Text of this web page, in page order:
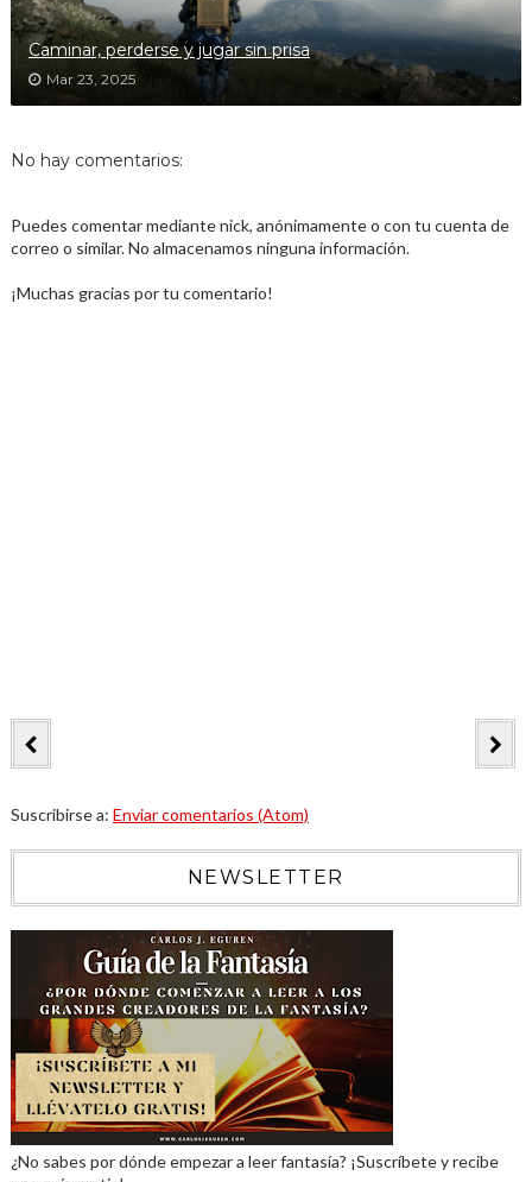
Caminar, perderse y jugar sin prisa
Mar 23, 2025
No hay comentarios:
Puedes comentar mediante nick, anónimamente o con tu cuenta de
correo o similar. No almacenamos ninguna información.
¡Muchas gracias por tu comentario!
Suscribirse a: Enviar comentarios (Atom)
NEWSLETTER
¿No sabes por dónde empezar a leer fantasía? ¡Suscríbete y recibe